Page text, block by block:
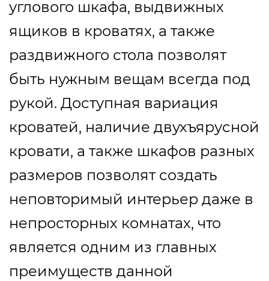
углового шкафа, выдвижных
ящиков в кроватях, а также
раздвижного стола позволят
быть нужным вещам всегда под
рукой. Доступная вариация
кроватей, наличие двухъярусной
кровати, а также шкафов разных
размеров позволят создать
неповторимый интерьер даже в
непросторных комнатах, что
является одним из главных
преимуществ данной